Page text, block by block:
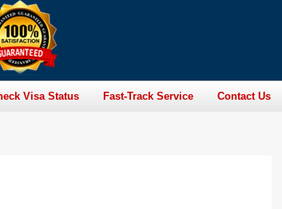
Visa Status Fast-Track Service Contact Us